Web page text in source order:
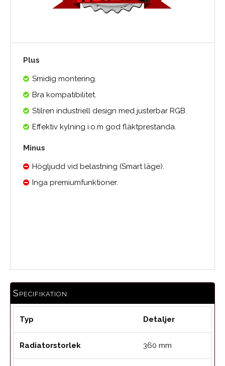
Plus
Smidig montering.
Bra kompatibilitet.
Stilren industriell design med justerbar RGB.
Effektiv kylning i.o.m god fläktprestanda.
Minus
Högljudd vid belastning (Smart läge).
Inga premiumfunktioner.
Specifikation
Typ Detaljer
Radiatorstorlek 360 mm